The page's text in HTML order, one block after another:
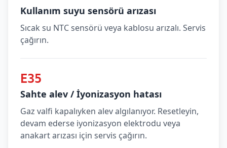
Kullanım suyu sensörü arızası
Sıcak su NTC sensörü veya kablosu arızalı. Servis
çağırın.
E35
Sahte alev / İyonizasyon hatası
Gaz valfi kapalıyken alev algılanıyor. Resetleyin,
devam ederse iyonizasyon elektrodu veya
anakart arızası için servis çağırın.